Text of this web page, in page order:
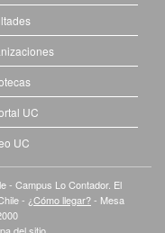
UC
UC
- Campus Lo Contador. El
- ¿Cómo llegar?- Mesa
del sitio